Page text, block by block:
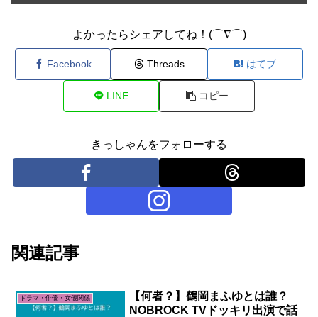
よかったらシェアしてね！(⌒∇⌒)
Facebook Threads はてブ
LINE コピー
きっしゃんをフォローする
関連記事
ドラマ・俳優・女優関係
【何者？】鶴岡まふゆとは誰？
NOBROCK TVドッキリ出演で話